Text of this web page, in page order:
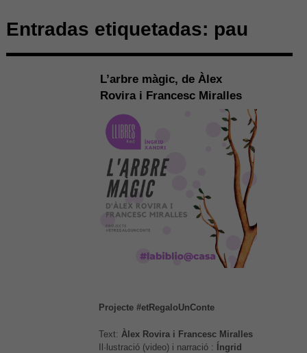
Entradas etiquetadas: pau
L’arbre màgic, de Àlex
Rovira i Francesc Miralles
Projecte #etRegaloUnConte
Text: Àlex Rovira i Francesc Miralles
Il·lustració (video) i narració : Íngrid